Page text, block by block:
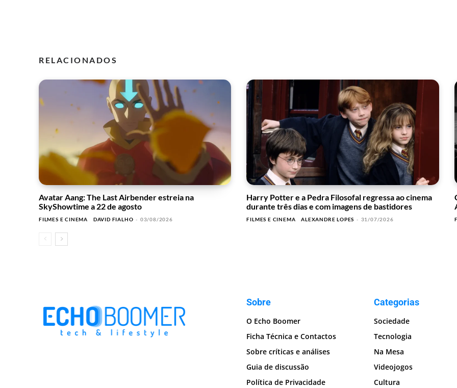
RELACIONADOS
Avatar Aang: The Last Airbender estreia na
SkyShowtime a 22 de agosto
FILMES E CINEMA DAVID FIALHO - 03/08/2026
Harry Potter e a Pedra Filosofal regressa ao cinema
durante três dias e com imagens de bastidores
FILMES E CINEMA ALEXANDRE LOPES - 31/07/2026
Sobre
O Echo Boomer
Ficha Técnica e Contactos
Sobre críticas e análises
Guia de discussão
Política de Privacidade
Categorias
Sociedade
Tecnologia
Na Mesa
Videojogos
Cultura